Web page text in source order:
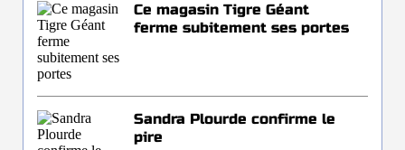
Ce magasin Tigre Géant
ferme subitement ses portes
Sandra Plourde confirme le
pire